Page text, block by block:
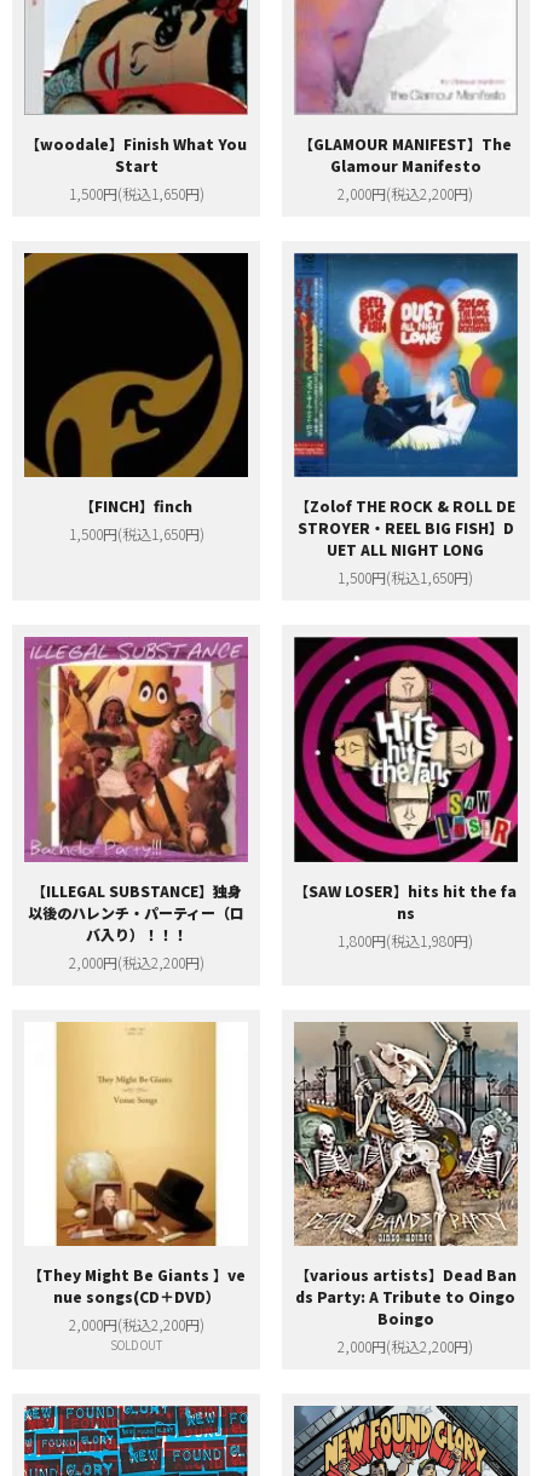
【woodale】Finish What You
Start
1,500円(税込1,650円)
【GLAMOUR MANIFEST】The
Glamour Manifesto
2,000円(税込2,200円)
【FINCH】finch
1,500円(税込1,650円)
【Zolof THE ROCK & ROLL DE
STROYER・REEL BIG FISH】D
UET ALL NIGHT LONG
1,500円(税込1,650円)
【ILLEGAL SUBSTANCE】独身
以後のハレンチ・パーティー（ロ
バ入り）！！！
2,000円(税込2,200円)
【SAW LOSER】hits hit the fa
ns
1,800円(税込1,980円)
【They Might Be Giants 】ve
nue songs(CD＋DVD）
2,000円(税込2,200円)
SOLD OUT
【various artists】Dead Ban
ds Party: A Tribute to Oingo
Boingo
2,000円(税込2,200円)